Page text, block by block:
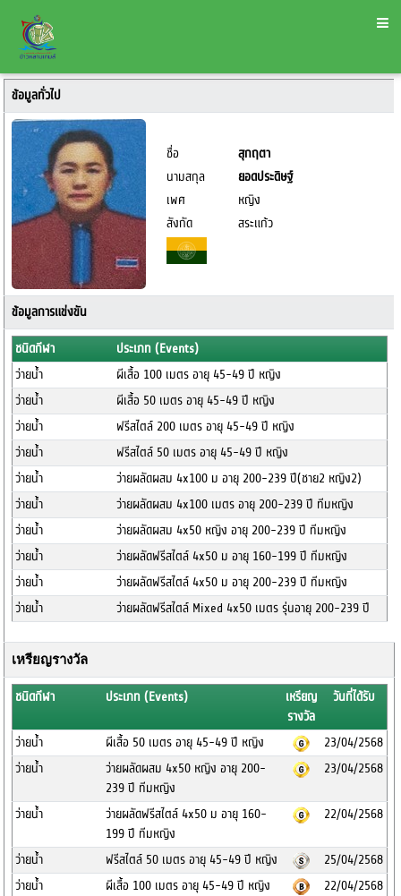
ข้อมูลทั่วไป
ชื่อ
สุกฤตา
นามสกุล
ยอดประดิษฐ์
เพศ
หญิง
สังกัด
สระแก้ว
ข้อมูลการแข่งขัน
ชนิดกีฬา
ประเภท (Events)
ว่ายน้ำ
ผีเสื้อ 100 เมตร อายุ 45-49 ปี หญิง
ว่ายน้ำ
ผีเสื้อ 50 เมตร อายุ 45-49 ปี หญิง
ว่ายน้ำ
ฟรีสไตล์ 200 เมตร อายุ 45-49 ปี หญิง
ว่ายน้ำ
ฟรีสไตล์ 50 เมตร อายุ 45-49 ปี หญิง
ว่ายน้ำ
ว่ายผลัดผสม 4x100 ม อายุ 200-239 ปี(ชาย2 หญิง2)
ว่ายน้ำ
ว่ายผลัดผสม 4x100 เมตร อายุ 200-239 ปี ทีมหญิง
ว่ายน้ำ
ว่ายผลัดผสม 4x50 หญิง อายุ 200-239 ปี ทีมหญิง
ว่ายน้ำ
ว่ายผลัดฟรีสไตล์ 4x50 ม อายุ 160-199 ปี ทีมหญิง
ว่ายน้ำ
ว่ายผลัดฟรีสไตล์ 4x50 ม อายุ 200-239 ปี ทีมหญิง
ว่ายน้ำ
ว่ายผลัดฟรีสไตล์ Mixed 4x50 เมตร รุ่นอายุ 200-239 ปี
เหรียญรางวัล
ชนิดกีฬา ประเภท (Events)
เหรียญ
รางวัล
วันที่ได้รับ
ว่ายน้ำ ผีเสื้อ 50 เมตร อายุ 45-49 ปี หญิง
23/04/2568
ว่ายน้ำ
ว่ายผลัดผสม 4x50 หญิง อายุ 200-
239 ปี ทีมหญิง
23/04/2568
ว่ายน้ำ
ว่ายผลัดฟรีสไตล์ 4x50 ม อายุ 160-
199 ปี ทีมหญิง
22/04/2568
ว่ายน้ำ ฟรีสไตล์ 50 เมตร อายุ 45-49 ปี หญิง
25/04/2568
ว่ายน้ำ
ผีเสื้อ 100 เมตร อายุ 45-49 ปี หญิง
22/04/2568